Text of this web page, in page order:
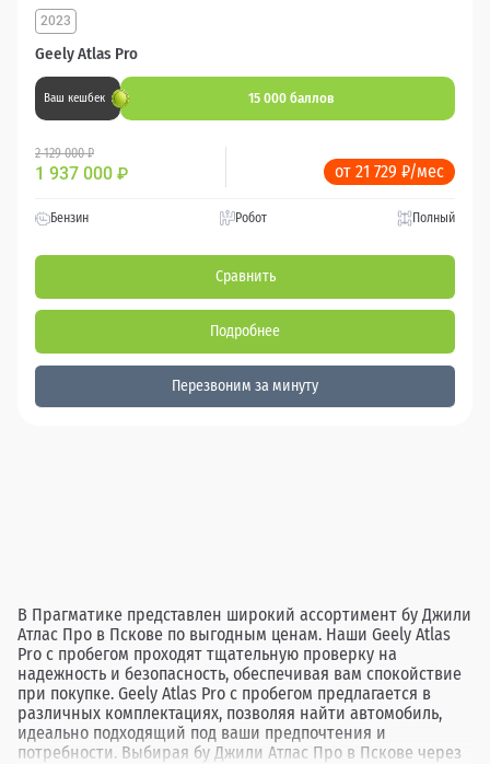
Geely Atlas Pro
2023
Ваш кешбек 15 000 баллов
2 129 000 ₽
1 937 000 ₽ от 21 729 ₽/мес
Бензин Робот Полный
Сравнить
Подробнее
Перезвоним за минуту
В Прагматике представлен широкий ассортимент бу Джили
Атлас Про в Пскове по выгодным ценам. Наши Geely Atlas
Pro с пробегом проходят тщательную проверку на
надежность и безопасность, обеспечивая вам спокойствие
при покупке. Geely Atlas Pro с пробегом предлагается в
различных комплектациях, позволяя найти автомобиль,
идеально подходящий под ваши предпочтения и
потребности. Выбирая бу Джили Атлас Про в Пскове через